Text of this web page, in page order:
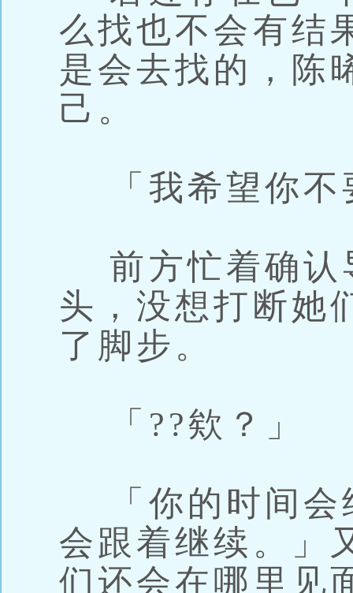
么找也不会有结
是会去找的，陈
己。
「我希望你不
前方忙着确认
头，没想打断她
了脚步。
「??欸？」
「你的时间会
会跟着继续。」
们还会在哪里见